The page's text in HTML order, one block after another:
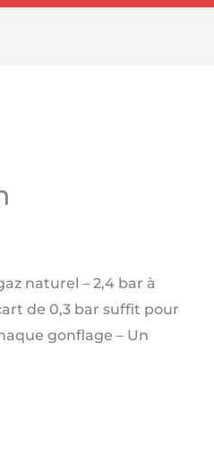
naturel – 2,4 bar à
de 0,3 bar suffit pour
gonflage – Un